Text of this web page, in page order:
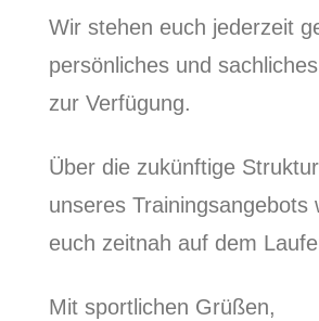
Wir stehen euch jederzeit
persönliches und
zur Verfügung.
Über die zukünftige
unseres Trainingsangebots
euch zeitnah auf dem
Mit sportlichen Grüßen,